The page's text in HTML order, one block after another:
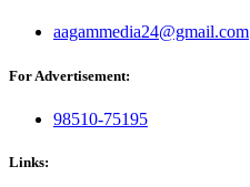
aagammedia24@gmail.com
For Advertisement:
98510-75195
Links: